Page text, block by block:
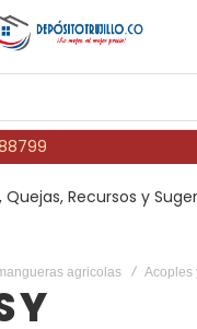
Recursos y
agricolas Acoples
Y